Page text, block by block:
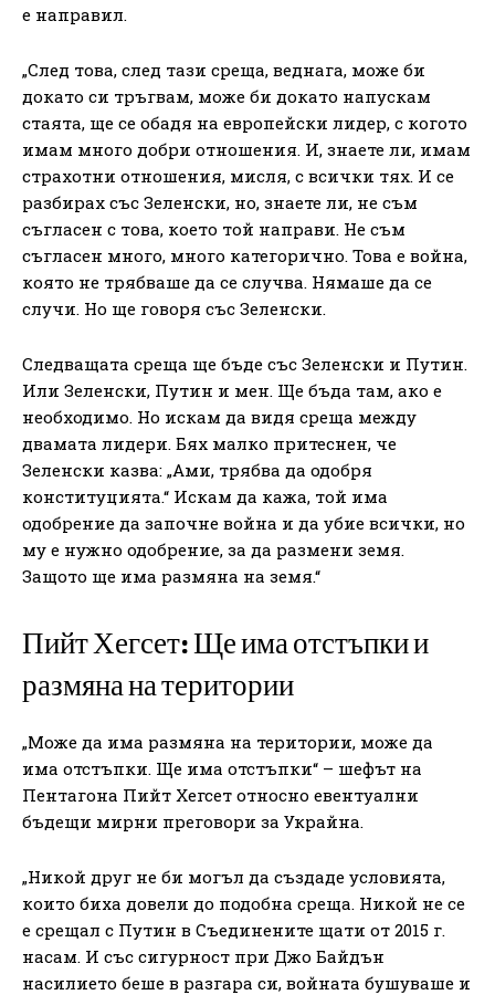
е направил.
„След това, след тази среща, веднага, може би
докато си тръгвам, може би докато напускам
стаята, ще се обадя на европейски лидер, с когото
имам много добри отношения. И, знаете ли, имам
страхотни отношения, мисля, с всички тях. И се
разбирах със Зеленски, но, знаете ли, не съм
съгласен с това, което той направи. Не съм
съгласен много, много категорично. Това е война,
която не трябваше да се случва. Нямаше да се
случи. Но ще говоря със Зеленски.
Следващата среща ще бъде със Зеленски и Путин.
Или Зеленски, Путин и мен. Ще бъда там, ако е
необходимо. Но искам да видя среща между
двамата лидери. Бях малко притеснен, че
Зеленски казва: „Ами, трябва да одобря
конституцията.“ Искам да кажа, той има
одобрение да започне война и да убие всички, но
му е нужно одобрение, за да размени земя.
Защото ще има размяна на земя.“
Пийт Хегсет: Ще има отстъпки и
размяна на територии
„Може да има размяна на територии, може да
има отстъпки. Ще има отстъпки“ – шефът на
Пентагона Пийт Хегсет относно евентуални
бъдещи мирни преговори за Украйна.
„Никой друг не би могъл да създаде условията,
които биха довели до подобна среща. Никой не се
е срещал с Путин в Съединените щати от 2015 г.
насам. И със сигурност при Джо Байдън
насилието беше в разгара си, войната бушуваше и